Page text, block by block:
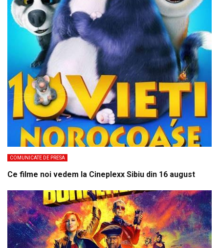
COMUNICATE DE PRESA
Ce filme noi vedem la Cineplexx Sibiu din 16 august